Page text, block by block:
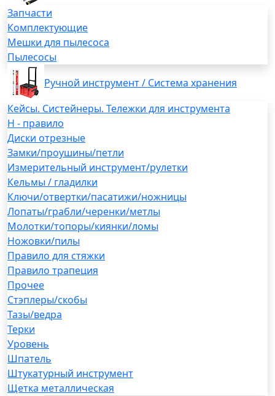
Запчасти
Комплектующие
Мешки для пылесоса
Пылесосы
Ручной инструмент / Система хранения
Кейсы. Систейнеры. Тележки для инструмента
H - правило
Диски отрезные
Замки/проушины/петли
Измерительный инструмент/рулетки
Кельмы / гладилки
Ключи/отвертки/пасатижи/ножницы
Лопаты/грабли/черенки/метлы
Молотки/топоры/киянки/ломы
Ножовки/пилы
Правило для стяжки
Правило трапеция
Прочее
Стэплеры/скобы
Тазы/ведра
Терки
Уровень
Шпатель
Штукатурный инструмент
Щетка металлическая